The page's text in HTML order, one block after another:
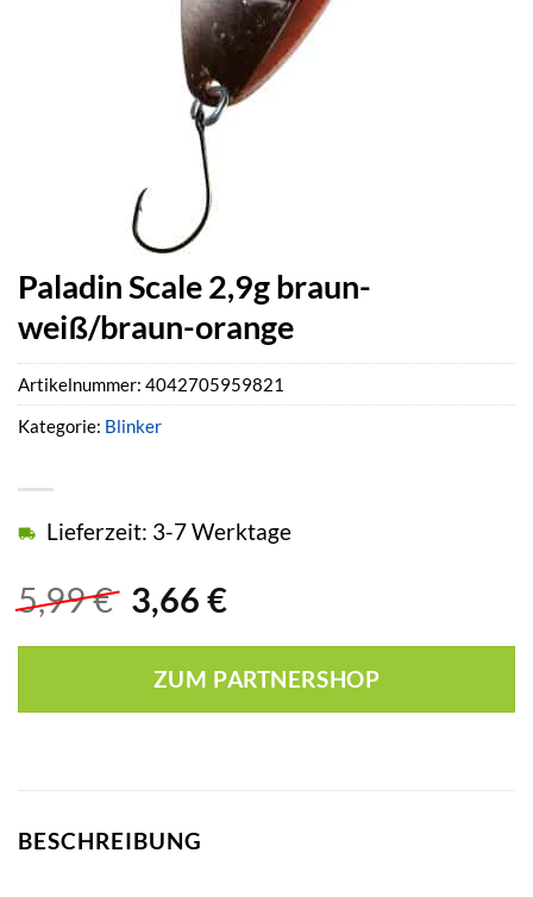
Paladin Scale 2,9g braun-
weiß/braun-orange
5,99€ Ursprünglicher
war:
5,99 €
3,66 €Aktueller
ist:
3,66 €.
Lieferzeit: 3-7 Werktage
ZUM PARTNERSHOP
Artikelnummer: 4042705959821
Kategorie: Blinker
BESCHREIBUNG